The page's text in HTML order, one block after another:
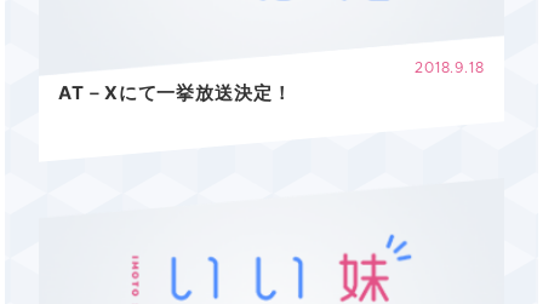
2018.9.18
AT－Xにて一挙放送決定！